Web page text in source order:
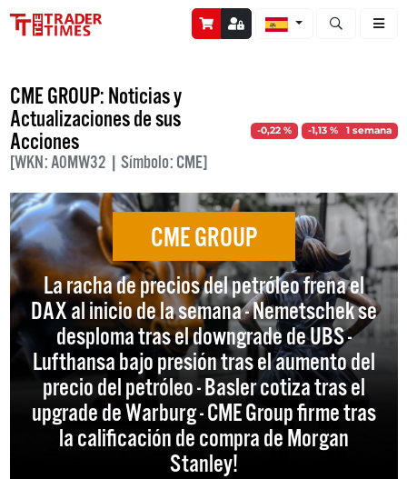
Abrir
CME GROUP: Noticias y
Actualizaciones de sus
Acciones
[WKN: A0MW32 | Símbolo: CME]
-0,22 % -1,13 % 1 semana
CME GROUP
La racha de precios del petróleo frena el
DAX al inicio de la semana - Nemetschek se
desploma tras el downgrade de UBS -
Lufthansa bajo presión tras el aumento del
precio del petróleo - Basler cotiza tras el
upgrade de Warburg - CME Group firme tras
la calificación de compra de Morgan
Stanley!